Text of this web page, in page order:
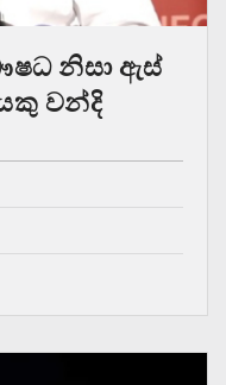
නිසා ඇස්
වන්දි